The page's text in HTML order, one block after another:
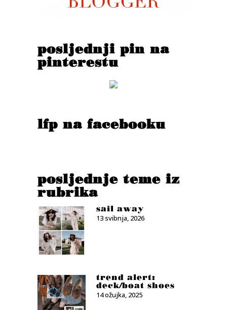
posljednji pin na
pinterestu
lfp na facebooku
posljednje teme iz
rubrika
sail away
13 svibnja, 2026
trend alert:
deck/boat shoes
14 ožujka, 2025